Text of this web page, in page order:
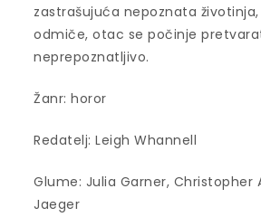
zastrašujuća nepoznata
odmiče, otac se počinje
neprepoznatljivo.
Žanr: horor
Redatelj: Leigh Whannell
Glume: Julia Garner, Christopher
Jaeger